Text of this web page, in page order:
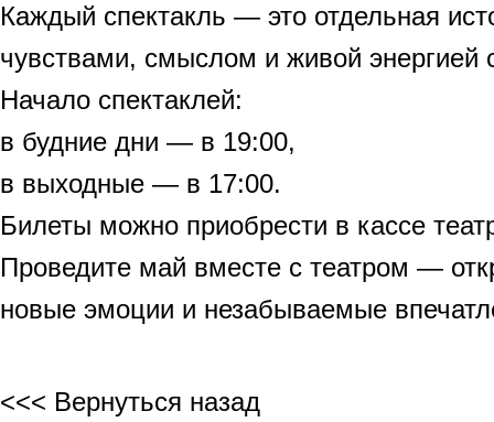
Каждый спектакль — это отдельная
чувствами, смыслом и живой энергией
Начало спектаклей:
в будние дни — в 19:00,
в выходные — в 17:00.
Билеты можно приобрести в кассе
Проведите май вместе с театром —
новые эмоции и незабываемые
<<< Вернуться назад